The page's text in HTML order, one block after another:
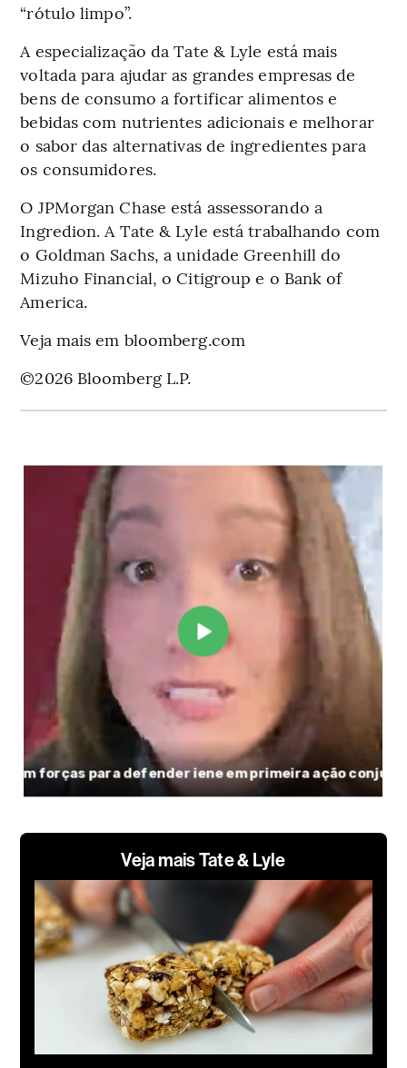
“rótulo limpo”.
A especialização da Tate & Lyle está mais
voltada para ajudar as grandes empresas de
bens de consumo a fortificar alimentos e
bebidas com nutrientes adicionais e melhorar
o sabor das alternativas de ingredientes para
os consumidores.
O JPMorgan Chase está assessorando a
Ingredion. A Tate & Lyle está trabalhando com
o Goldman Sachs, a unidade Greenhill do
Mizuho Financial, o Citigroup e o Bank of
America.
Veja mais em bloomberg.com
©2026 Bloomberg L.P.
Veja mais Tate & Lyle